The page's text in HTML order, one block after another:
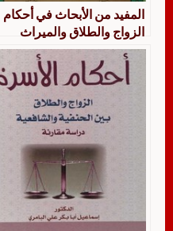
المفيد من الأبحاث في أحكام
الزواج والطلاق والميراث